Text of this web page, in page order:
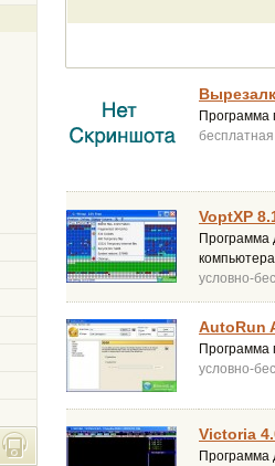
Программа
бесплатная
VoptXP
Программа
условно-
AutoRun
Программа
условно-
Victoria
Программа